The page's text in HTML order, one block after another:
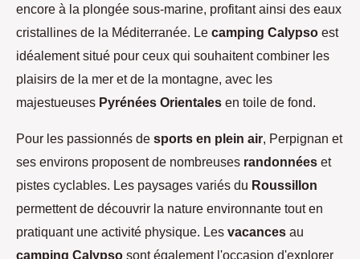
encore à la plongée sous-marine, profitant ainsi des eaux
cristallines de la Méditerranée. Le camping Calypso est
idéalement situé pour ceux qui souhaitent combiner les
plaisirs de la mer et de la montagne, avec les
majestueuses Pyrénées Orientales en toile de fond.
Pour les passionnés de sports en plein air, Perpignan et
ses environs proposent de nombreuses randonnées et
pistes cyclables. Les paysages variés du Roussillon
permettent de découvrir la nature environnante tout en
pratiquant une activité physique. Les vacances au
camping Calypso sont également l'occasion d'explorer